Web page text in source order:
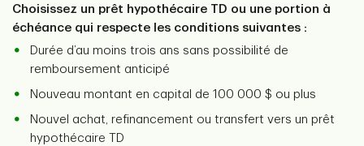
Choisissez un prêt hypothécaire TD ou une portion à
échéance qui respecte les conditions suivantes :
Durée d’au moins trois ans sans possibilité de
remboursement anticipé
Nouveau montant en capital de 100 000 $ ou plus
Nouvel achat, refinancement ou transfert vers un prêt
hypothécaire TD